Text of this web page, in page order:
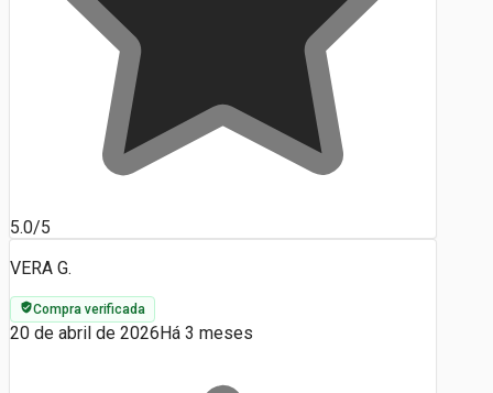
5.0/5
VERA G.
Compra verificada
20 de abril de 2026Há 3 meses